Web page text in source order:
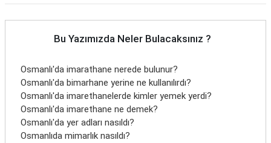
Bu Yazımızda Neler Bulacaksınız ?
Osmanlı'da imarathane nerede bulunur?
Osmanlı'da bimarhane yerine ne kullanılırdı?
Osmanlı'da imarethanelerde kimler yemek yerdi?
Osmanlı'da imarethane ne demek?
Osmanlı'da yer adları nasıldı?
Osmanlıda mimarlık nasıldı?